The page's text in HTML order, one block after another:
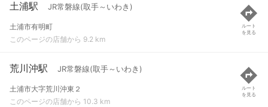
土浦駅 JR常磐線(取手～いわき)
土浦市有明町
このページの店舗から 9.2 km
ルート
を見る
荒川沖駅 JR常磐線(取手～いわき)
土浦市大字荒川沖東２
このページの店舗から 10.3 km
ルート
を見る